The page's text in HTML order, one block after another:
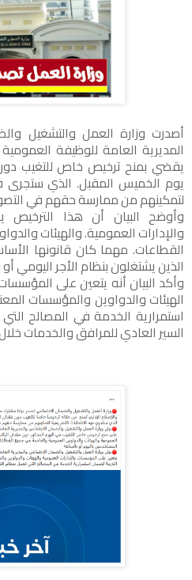
أصدرت وزارة العمل والتشغيل
المديرية العامة للوظيفة العمومية
يقضي بمنح ترخيص خاص للتغيب
يوم الخميس المقبل. الذي ستجرى
لتمكينهم من ممارسة حقهم في
وأوضح البيان أن هذا
والإدارات العمومية. والهيئات
القطاعات. مهما كان قانونها
الذين يشتغلون بنظام الأجر اليومي
وأكد البيان أنه يتعين على
الهيئات والدواوين والمؤسسات
استمرارية الخدمة في المصالح
السير العادي للمرافق والخدمات